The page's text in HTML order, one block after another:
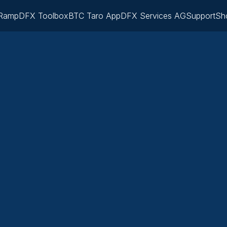
DFX ToolboxBTC Taro AppDFX Services AGSupport